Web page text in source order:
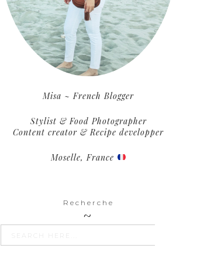
Misa ~ French Blogger
Stylist & Food Photographer
Content creator & Recipe developper
Moselle, France
Recherche
Search SEARCH BUTTON